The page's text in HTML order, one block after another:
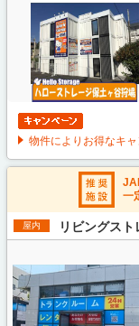
物件によりお得なキ
一
屋内 リビングス